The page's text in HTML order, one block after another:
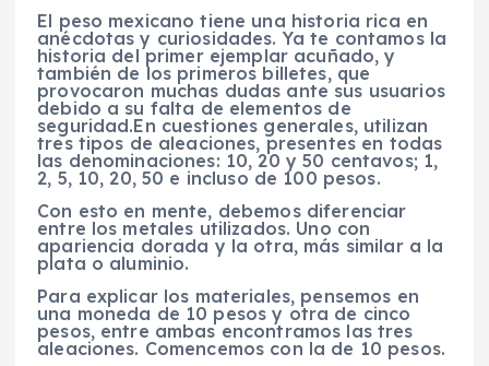
El peso mexicano tiene una historia rica en
anécdotas y curiosidades. Ya te contamos la
historia del primer ejemplar acuñado, y
también de los primeros billetes, que
provocaron muchas dudas ante sus usuarios
debido a su falta de elementos de
seguridad.En cuestiones generales, utilizan
tres tipos de aleaciones, presentes en todas
las denominaciones: 10, 20 y 50 centavos; 1,
2, 5, 10, 20, 50 e incluso de 100 pesos.
Con esto en mente, debemos diferenciar
entre los metales utilizados. Uno con
apariencia dorada y la otra, más similar a la
plata o aluminio.
Para explicar los materiales, pensemos en
una moneda de 10 pesos y otra de cinco
pesos, entre ambas encontramos las tres
aleaciones. Comencemos con la de 10 pesos.